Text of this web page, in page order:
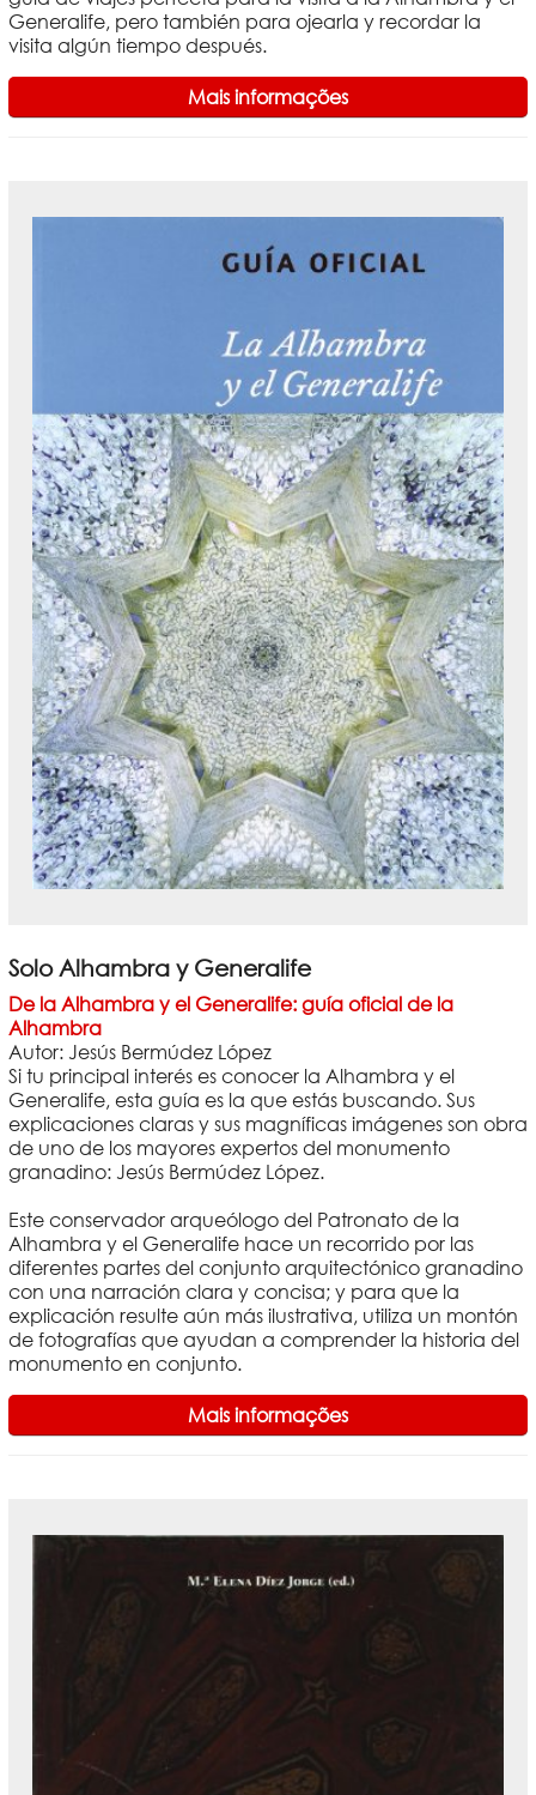
Generalife, pero también para ojearla y recordar la
visita algún tiempo después.
Mais informações
Solo Alhambra y Generalife
De la Alhambra y el Generalife: guía oficial de la
Alhambra
Autor: Jesús Bermúdez López
Si tu principal interés es conocer la Alhambra y el
Generalife, esta guía es la que estás buscando. Sus
explicaciones claras y sus magníficas imágenes son obra
de uno de los mayores expertos del monumento
granadino: Jesús Bermúdez López.
Este conservador arqueólogo del Patronato de la
Alhambra y el Generalife hace un recorrido por las
diferentes partes del conjunto arquitectónico granadino
con una narración clara y concisa; y para que la
explicación resulte aún más ilustrativa, utiliza un montón
de fotografías que ayudan a comprender la historia del
monumento en conjunto.
Mais informações